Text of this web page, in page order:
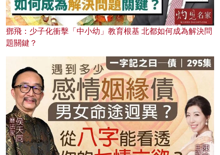
鄧飛：少子化衝擊「中小幼」教育根基 北都如何成為解決問
題關鍵？